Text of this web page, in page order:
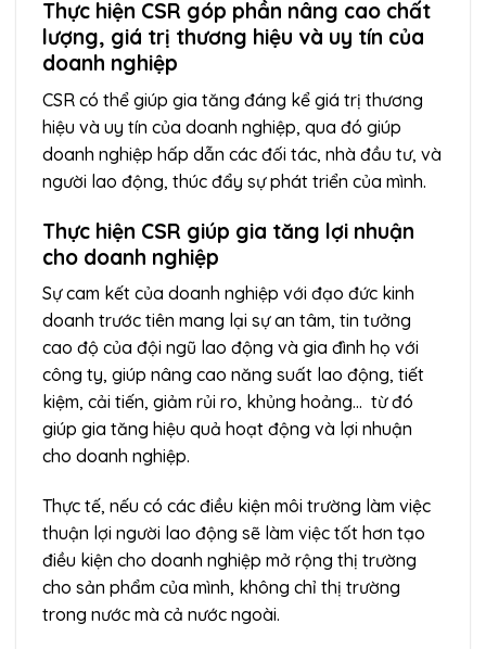
Thực hiện CSR góp phần nâng cao chất
lượng, giá trị thương hiệu và uy tín của
doanh nghiệp
CSR có thể giúp gia tăng đáng kể giá trị thương
hiệu và uy tín của doanh nghiệp, qua đó giúp
doanh nghiệp hấp dẫn các đối tác, nhà đầu tư, và
người lao động, thúc đẩy sự phát triển của mình.
Thực hiện CSR giúp gia tăng lợi nhuận
cho doanh nghiệp
Sự cam kết của doanh nghiệp với đạo đức kinh
doanh trước tiên mang lại sự an tâm, tin tưởng
cao độ của đội ngũ lao động và gia đình họ với
công ty, giúp nâng cao năng suất lao động, tiết
kiệm, cải tiến, giảm rủi ro, khủng hoảng… từ đó
giúp gia tăng hiệu quả hoạt động và lợi nhuận
cho doanh nghiệp.
Thực tế, nếu có các điều kiện môi trường làm việc
thuận lợi người lao động sẽ làm việc tốt hơn tạo
điều kiện cho doanh nghiệp mở rộng thị trường
cho sản phẩm của mình, không chỉ thị trường
trong nước mà cả nước ngoài.